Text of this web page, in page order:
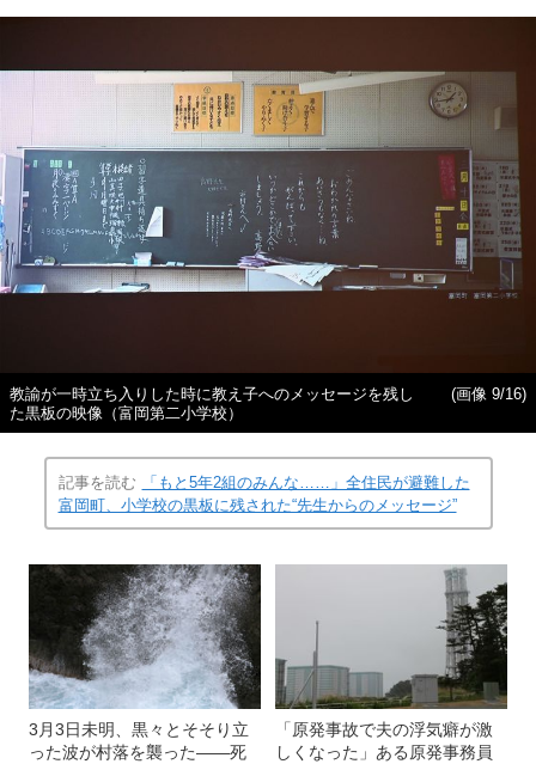
教諭が一時立ち入りした時に教え子へのメッセージを残し
た黒板の映像（富岡第二小学校）
(画像 9/16)
記事を読む
「もと5年2組のみんな……」全住民が避難した
富岡町、小学校の黒板に残された“先生からのメッセージ”
3月3日未明、黒々とそそり立
った波が村落を襲った――死
「原発事故で夫の浮気癖が激
しくなった」ある原発事務員